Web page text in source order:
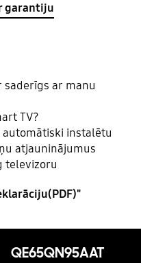
garantiju
saderīgs ar manu
TV?
automātiski instalētu
atjauninājumus
televizoru
QE65QN95AAT